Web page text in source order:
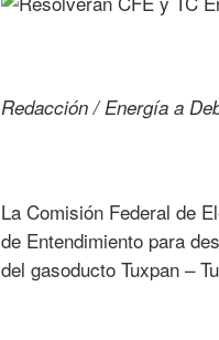
Redacción / Energía a
La Comisión Federal de
de Entendimiento para
del gasoducto Tuxpan –